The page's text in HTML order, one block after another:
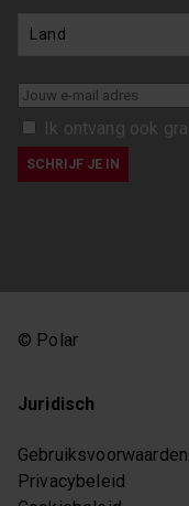
Ik ontvang ook
© Polar
Juridisch
Gebruiksvoorwaarden
Privacybeleid